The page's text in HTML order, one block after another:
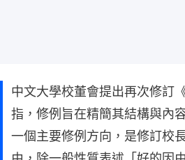
中文大學校董會提出再次修訂
指，修例旨在精簡其結構與內
一個主要修例方向，是修訂校